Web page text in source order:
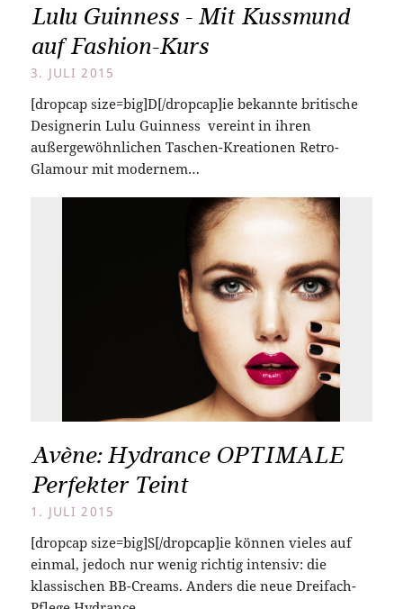
Lulu Guinness - Mit Kussmund
auf Fashion-Kurs
3. JULI 2015
[dropcap size=big]D[/dropcap]ie bekannte britische
Designerin Lulu Guinness vereint in ihren
außergewöhnlichen Taschen-Kreationen Retro-
Glamour mit modernem…
Avène: Hydrance OPTIMALE
Perfekter Teint
1. JULI 2015
[dropcap size=big]S[/dropcap]ie können vieles auf
einmal, jedoch nur wenig richtig intensiv: die
klassischen BB-Creams. Anders die neue Dreifach-